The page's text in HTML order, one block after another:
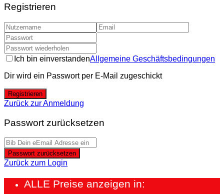
Registrieren
Ich bin einverstandenAllgemeine Geschäftsbedingungen
Dir wird ein Passwort per E-Mail zugeschickt
Registrieren
Zurück zur Anmeldung
Passwort zurücksetzen
Passwort zurücksetzen
Zurück zum Login
ALLE Preise anzeigen in: